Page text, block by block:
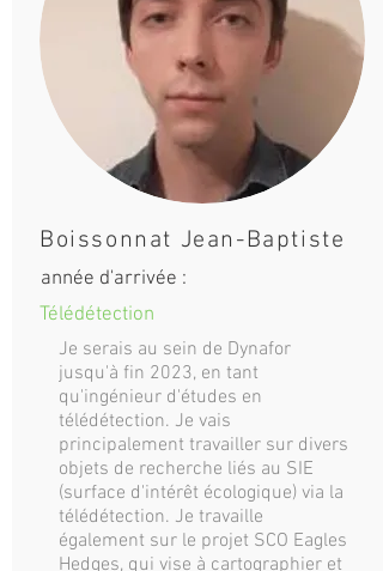
Boissonnat Jean-Baptiste
année d'arrivée :
Télédétection
Je serais au sein de Dynafor
jusqu'à fin 2023, en tant
qu'ingénieur d'études en
télédétection. Je vais
principalement travailler sur divers
objets de recherche liés au SIE
(surface d'intérêt écologique) via la
télédétection. Je travaille
également sur le projet SCO Eagles
Hedges, qui vise à cartographier et